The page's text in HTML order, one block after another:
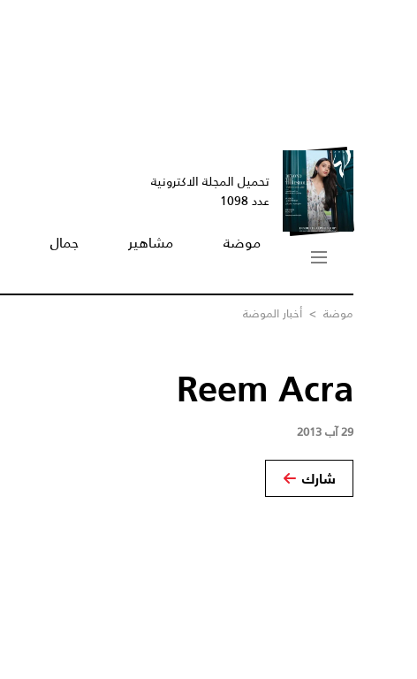
تحميل المجلة الاكترونية
عدد 1098
موضة مشاهير جمال
موضة > أخبار الموضة
Reem Acra
29 آب 2013
شارك